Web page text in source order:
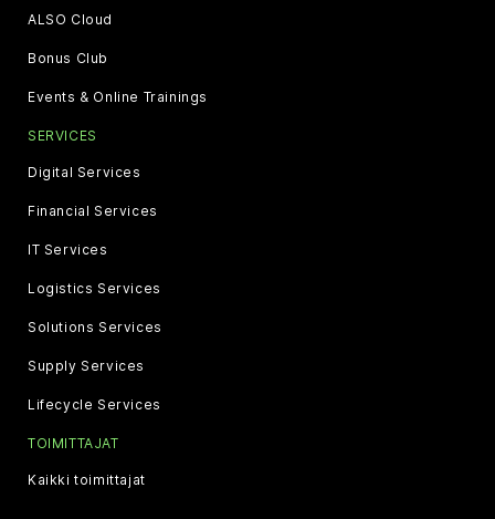
ALSO Cloud
Bonus Club
Events & Online Trainings
SERVICES
Digital Services
Financial Services
IT Services
Logistics Services
Solutions Services
Supply Services
Lifecycle Services
TOIMITTAJAT
Kaikki toimittajat